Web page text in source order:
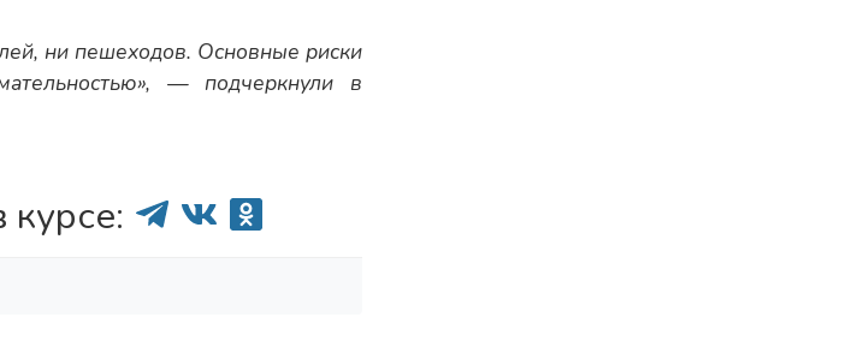
ни пешеходов. Основные риски
— подчеркнули в